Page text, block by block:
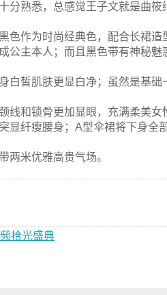
分熟悉，总感觉王子文就是曲
作为时尚经典色，配合长裙造
公主本人；而且黑色带有神秘
白皙肌肤更显白净；虽然是基础
线和锁骨更加显眼，充满柔美女
纤瘦腰身；A型伞裙将下身全
两米优雅高贵气场。
拾光盛典